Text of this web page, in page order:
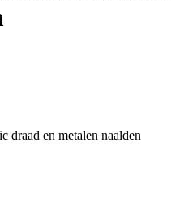
draad en metalen naalden